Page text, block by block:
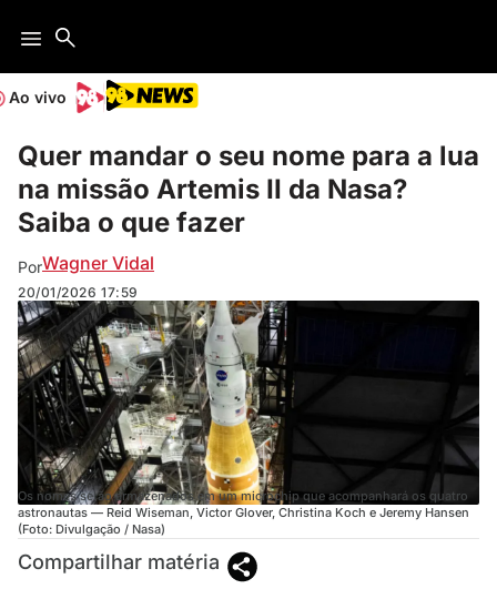
Ao vivo
Quer mandar o seu nome para a lua
na missão Artemis II da Nasa?
Saiba o que fazer
PorWagner Vidal
20/01/2026 17:59
Os nomes serão armazenados em um microchip que acompanhará os quatro
astronautas — Reid Wiseman, Victor Glover, Christina Koch e Jeremy Hansen
(Foto: Divulgação / Nasa)
Compartilhar matéria